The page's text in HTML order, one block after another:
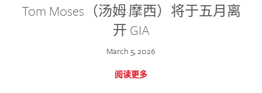
Tom Moses（汤姆·摩西）将于五月离
开 GIA
March 5, 2026
阅读更多